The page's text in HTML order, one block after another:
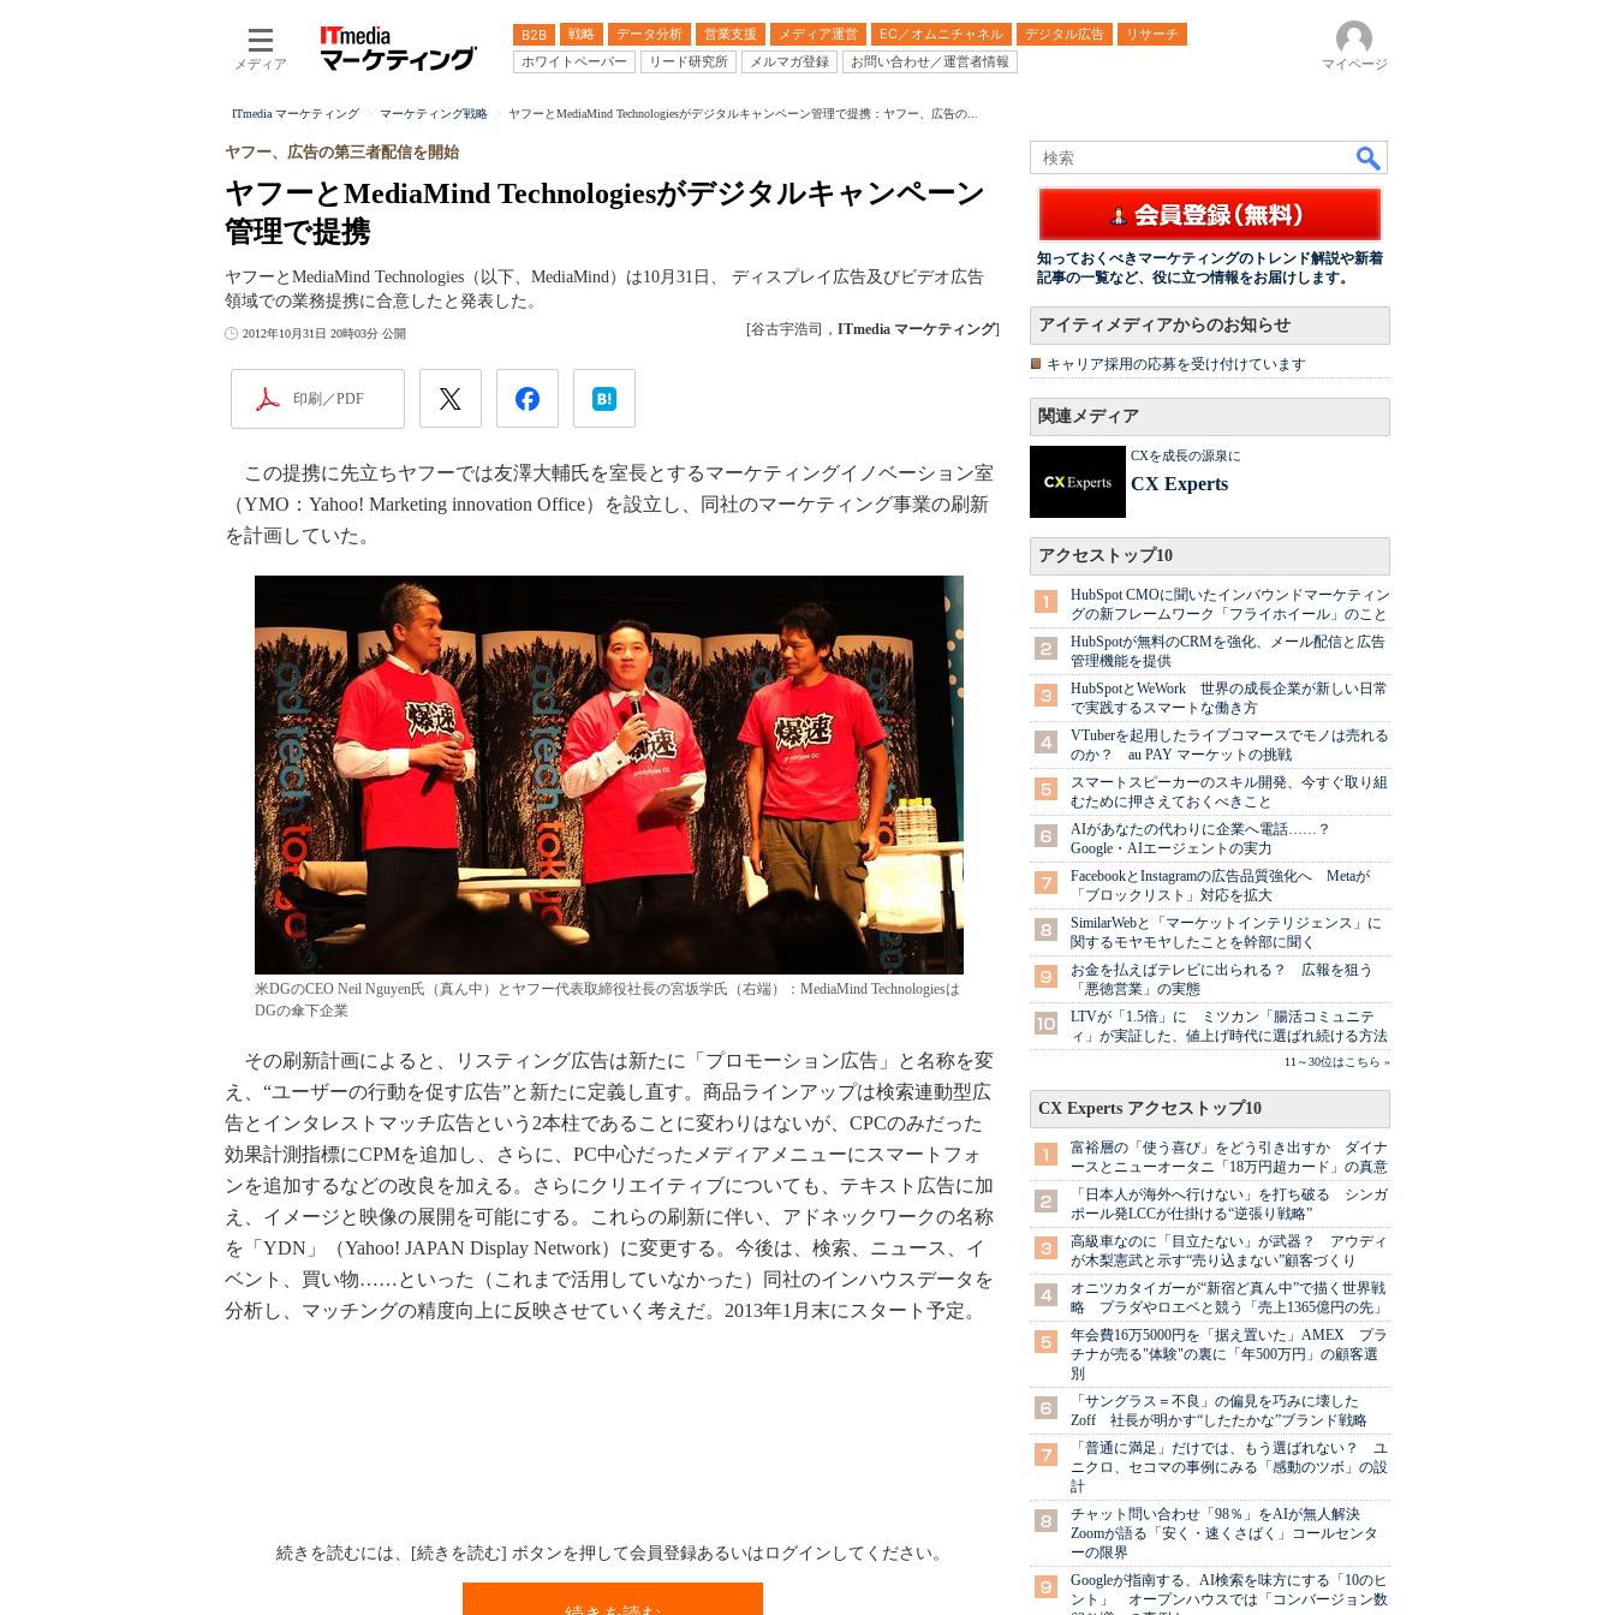
メディア
B2B 戦略 データ分析 営業支援 メディア運営 EC／オムニチャネル デジタル広告
リサーチ
ホワイトペーパー
リード研究所 メルマガ登録 お問い合わせ／運営者情報 マイページ
ITmedia マーケティング マーケティング戦略 ヤフーとMediaMind Technologiesがデジタルキャンペーン管理で提携：ヤフー、広告の...
ヤフーとMediaMind Technologiesがデジタルキャンペーン
管理で提携
ヤフー、広告の第三者配信を開始
ヤフーとMediaMind Technologies（以下、MediaMind）は10月31日、 ディスプレイ広告及びビデオ広告
領域での業務提携に合意したと発表した。
2012年10月31日 20時03分 公開 [谷古宇浩司， ITmedia マーケティング]
印刷／PDF
この提携に先立ちヤフーでは友澤大輔氏を室長とするマーケティングイノベーション室
（YMO：Yahoo! Marketing innovation Office）を設立し、同社のマーケティング事業の刷新
を計画していた。
米DGのCEO Neil Nguyen氏（真ん中）とヤフー代表取締役社長の宮坂学氏（右端）：MediaMind Technologiesは
DGの傘下企業
その刷新計画によると、リスティング広告は新たに「プロモーション広告」と名称を変
え、“ユーザーの行動を促す広告”と新たに定義し直す。商品ラインアップは検索連動型広
告とインタレストマッチ広告という2本柱であることに変わりはないが、CPCのみだった
効果計測指標にCPMを追加し、さらに、PC中心だったメディアメニューにスマートフォ
ンを追加するなどの改良を加える。さらにクリエイティブについても、テキスト広告に加
え、イメージと映像の展開を可能にする。これらの刷新に伴い、アドネックワークの名称
を「YDN」（Yahoo! JAPAN Display Network）に変更する。今後は、検索、ニュース、イ
ベント、買い物……といった（これまで活用していなかった）同社のインハウスデータを
分析し、マッチングの精度向上に反映させていく考えだ。2013年1月末にスタート予定。
続きを読むには、[続きを読む] ボタンを押して会員登録あるいはログインしてください。
知っておくべきマーケティングのトレンド解説や新着
記事の一覧など、役に立つ情報をお届けします。
アイティメディアからのお知らせ
キャリア採用の応募を受け付けています
関連メディア
CXを成長の源泉に
CX Experts
アクセストップ10
HubSpot CMOに聞いたインバウンドマーケティン
グの新フレームワーク「フライホイール」のこと
HubSpotが無料のCRMを強化、メール配信と広告
管理機能を提供
HubSpotとWeWork 世界の成長企業が新しい日常
で実践するスマートな働き方
VTuberを起用したライブコマースでモノは売れる
のか？ au PAY マーケットの挑戦
スマートスピーカーのスキル開発、今すぐ取り組
むために押さえておくべきこと
AIがあなたの代わりに企業へ電話……？
Google・AIエージェントの実力
FacebookとInstagramの広告品質強化へ Metaが
「ブロックリスト」対応を拡大
SimilarWebと「マーケットインテリジェンス」に
関するモヤモヤしたことを幹部に聞く
お金を払えばテレビに出られる？ 広報を狙う
「悪徳営業」の実態
LTVが「1.5倍」に ミツカン「腸活コミュニテ
ィ」が実証した、値上げ時代に選ばれ続ける方法
11～30位はこちら »
CX Experts アクセストップ10
富裕層の「使う喜び」をどう引き出すか ダイナ
ースとニューオータニ「18万円超カード」の真意
「日本人が海外へ行けない」を打ち破る シンガ
ポール発LCCが仕掛ける“逆張り戦略”
高級車なのに「目立たない」が武器？ アウディ
が木梨憲武と示す“売り込まない”顧客づくり
オニツカタイガーが“新宿ど真ん中”で描く世界戦
略 プラダやロエベと競う「売上1365億円の先」
年会費16万5000円を「据え置いた」AMEX プラ
チナが売る"体験"の裏に「年500万円」の顧客選
別
「サングラス＝不良」の偏見を巧みに壊した
Zoff 社長が明かす“したたかな”ブランド戦略
「普通に満足」だけでは、もう選ばれない？ ユ
ニクロ、セコマの事例にみる「感動のツボ」の設
計
チャット問い合わせ「98％」をAIが無人解決
Zoomが語る「安く・速くさばく」コールセンタ
ーの限界
Googleが指南する、AI検索を味方にする「10のヒ
ント」 オープンハウスでは「コンバージョン数